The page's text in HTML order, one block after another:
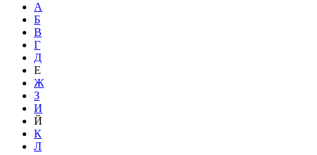
А
Б
В
Г
Д
Е
Ж
З
И
Й
К
Л